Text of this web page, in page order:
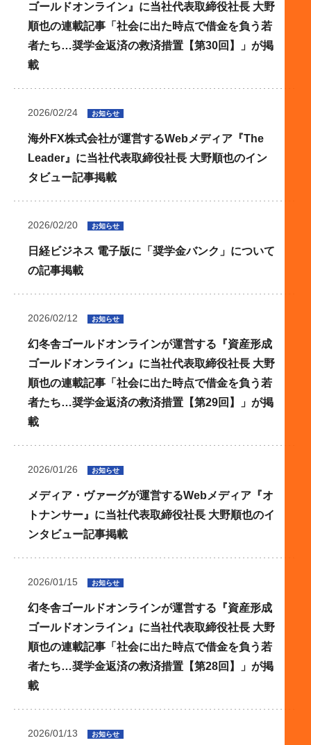
ゴールドオンライン』に当社代表取締役社長 大野
順也の連載記事「社会に出た時点で借金を負う若
者たち…奨学金返済の救済措置【第30回】」が掲
載
2026/02/24 お知らせ
海外FX株式会社が運営するWebメディア『The
Leader』に当社代表取締役社長 大野順也のイン
タビュー記事掲載
2026/02/20 お知らせ
日経ビジネス 電子版に「奨学金バンク」について
の記事掲載
2026/02/12 お知らせ
幻冬舎ゴールドオンラインが運営する『資産形成
ゴールドオンライン』に当社代表取締役社長 大野
順也の連載記事「社会に出た時点で借金を負う若
者たち…奨学金返済の救済措置【第29回】」が掲
載
2026/01/26 お知らせ
メディア・ヴァーグが運営するWebメディア『オ
トナンサー』に当社代表取締役社長 大野順也のイ
ンタビュー記事掲載
2026/01/15 お知らせ
幻冬舎ゴールドオンラインが運営する『資産形成
ゴールドオンライン』に当社代表取締役社長 大野
順也の連載記事「社会に出た時点で借金を負う若
者たち…奨学金返済の救済措置【第28回】」が掲
載
2026/01/13 お知らせ